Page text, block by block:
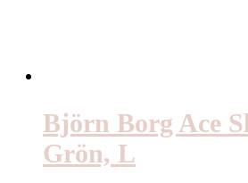
Björn Borg Ace
Grön, L